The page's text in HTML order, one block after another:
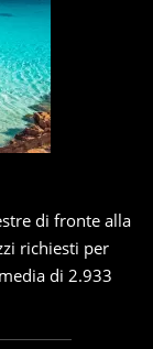
di fronte alla
richiesti per
di 2.933